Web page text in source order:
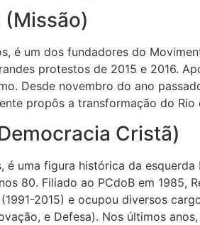
(Missão)
é um dos fundadores do
protestos de 2015 e 2016.
Desde novembro do ano
propôs a transformação do
Cristã)
é uma figura histórica da
80. Filiado ao PCdoB em
2015) e ocupou diversos
e Defesa). Nos últimos